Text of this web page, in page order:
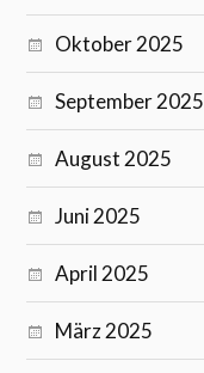
Oktober 2025
September 2025
August 2025
Juni 2025
April 2025
März 2025